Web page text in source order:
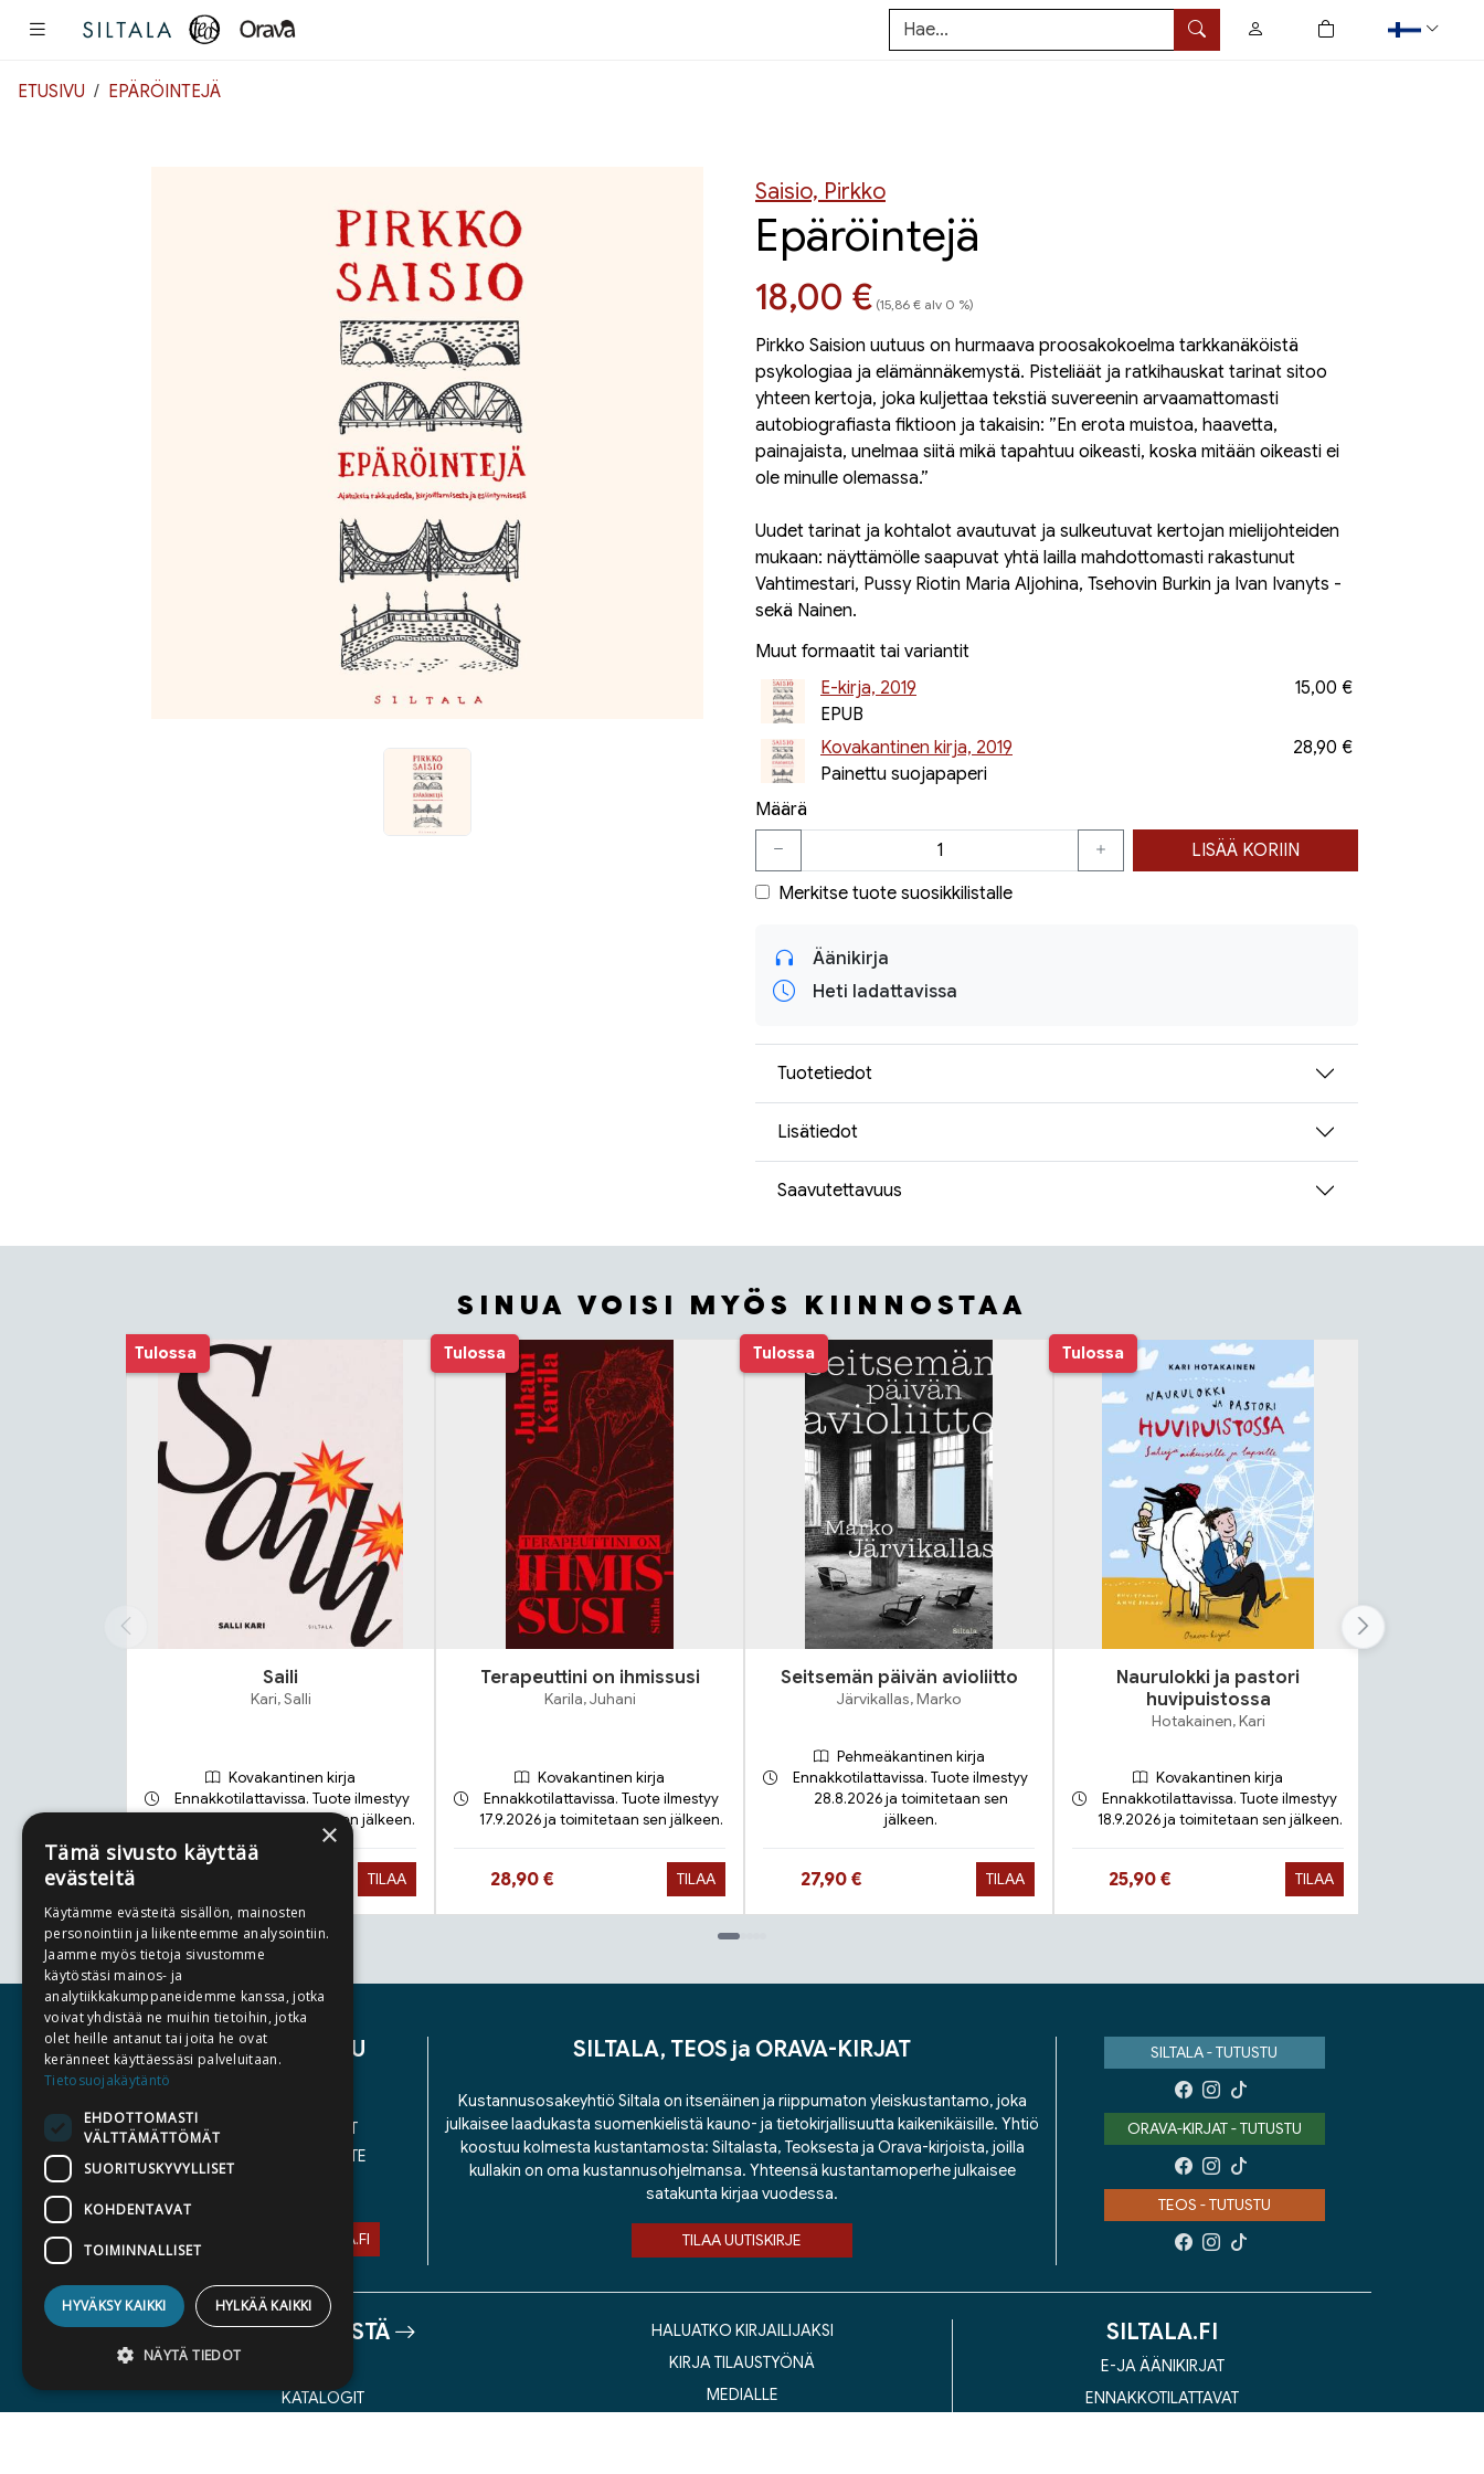
Hae
0
tuotetta ostoskorissa
ETUSIVU EPÄRÖINTEJÄ
Saisio, Pirkko
Epäröintejä
Hinta nyt
18,00 € (15,86 € alv 0 %)
Pirkko Saision uutuus on hurmaava proosakokoelma tarkkanäköistä
psykologiaa ja elämännäkemystä. Pisteliäät ja ratkihauskat tarinat sitoo
yhteen kertoja, joka kuljettaa tekstiä suvereenin arvaamattomasti
autobiografiasta fiktioon ja takaisin: ”En erota muistoa, haavetta,
painajaista, unelmaa siitä mikä tapahtuu oikeasti, koska mitään oikeasti ei
ole minulle olemassa.”
Uudet tarinat ja kohtalot avautuvat ja sulkeutuvat kertojan mielijohteiden
mukaan: näyttämölle saapuvat yhtä lailla mahdottomasti rakastunut
Vahtimestari, Pussy Riotin Maria Aljohina, Tsehovin Burkin ja Ivan Ivanyts -
sekä Nainen.
Muut formaatit tai variantit
E-kirja, 2019
EPUB
15,00 €
Kovakantinen kirja, 2019
Painettu suojapaperi
28,90 €
Määrä
LISÄÄ KORIIN
Merkitse tuote suosikkilistalle
Äänikirja
Heti ladattavissa
Tuotetiedot
Lisätiedot
Saavutettavuus
SINUA VOISI MYÖS KIINNOSTAA
Tuoteluettelon alku
Tulossa
Saili
Kari, Salli
Kovakantinen kirja
Ennakkotilattavissa. Tuote ilmestyy
21.9.2026 ja toimitetaan sen jälkeen.
TILAA
Tulossa
Terapeuttini on ihmissusi
Karila, Juhani
Kovakantinen kirja
Ennakkotilattavissa. Tuote ilmestyy
17.9.2026 ja toimitetaan sen jälkeen.
Hinta nyt
28,90 € TILAA
Tulossa
Seitsemän päivän avioliitto
Järvikallas, Marko
Pehmeäkantinen kirja
Ennakkotilattavissa. Tuote ilmestyy
28.8.2026 ja toimitetaan sen
jälkeen.
Hinta nyt
27,90 € TILAA
Tulossa
Naurulokki ja pastori
huvipuistossa
Hotakainen, Kari
Kovakantinen kirja
Ennakkotilattavissa. Tuote ilmestyy
18.9.2026 ja toimitetaan sen jälkeen.
Hinta nyt
25,90 € TILAA
Tuoteluettelon loppu
ASIAKASPALVELU
YLEISET TOIMITUSEHDOT
SAAVUTETTAVUUSSELOSTE
ASIAKASPALVELU@STORIA.FI
SILTALA, TEOS ja ORAVA-KIRJAT
Kustannusosakeyhtiö Siltala on itsenäinen ja riippumaton yleiskustantamo, joka
julkaisee laadukasta suomenkielistä kauno- ja tietokirjallisuutta kaikenikäisille. Yhtiö
koostuu kolmesta kustantamosta: Siltalasta, Teoksesta ja Orava-kirjoista, joilla
kullakin on oma kustannusohjelmansa. Yhteensä kustantamoperhe julkaisee
satakunta kirjaa vuodessa.
TILAA UUTISKIRJE
SILTALA - TUTUSTU
ORAVA-KIRJAT - TUTUSTU
TEOS - TUTUSTU
TIETOA MEISTÄ
KATALOGIT
HALUATKO KIRJAILIJAKSI
KIRJA TILAUSTYÖNÄ
MEDIALLE
SILTALA.FI
E-JA ÄÄNIKIRJAT
ENNAKKOTILATTAVAT
×
Tämä sivusto käyttää
evästeitä
Käytämme evästeitä sisällön, mainosten
personointiin ja liikenteemme analysointiin.
Jaamme myös tietoja sivustomme
käytöstäsi mainos- ja
analytiikkakumppaneidemme kanssa, jotka
voivat yhdistää ne muihin tietoihin, jotka
olet heille antanut tai joita he ovat
keränneet käyttäessäsi palveluitaan.
Tietosuojakäytäntö
EHDOTTOMASTI
VÄLTTÄMÄTTÖMÄT
SUORITUSKYVYLLISET
KOHDENTAVAT
TOIMINNALLISET
HYVÄKSY KAIKKI HYLKÄÄ KAIKKI
NÄYTÄ TIEDOT